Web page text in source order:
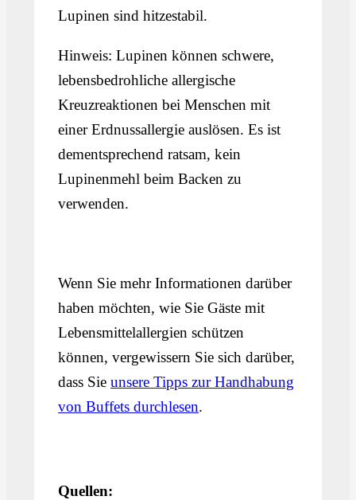
Lupinen sind hitzestabil.
Hinweis: Lupinen können schwere,
lebensbedrohliche allergische
Kreuzreaktionen bei Menschen mit
einer Erdnussallergie auslösen. Es ist
dementsprechend ratsam, kein
Lupinenmehl beim Backen zu
verwenden.
Wenn Sie mehr Informationen darüber
haben möchten, wie Sie Gäste mit
Lebensmittelallergien schützen
können, vergewissern Sie sich darüber,
dass Sieunsere Tipps zur Handhabung
von Buffets durchlesen.
Quellen: